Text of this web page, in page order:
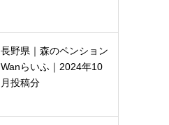
長野県｜森のペンション
Wanらいふ｜2024年10
月投稿分